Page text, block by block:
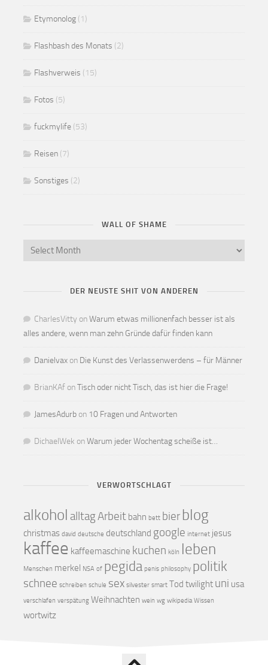
Etymonolog (1)
Flashbash des Monats (2)
Flashverweis (15)
Fotos (5)
fuckmylife (53)
Reisen (7)
Sonstiges (2)
WALL OF SHAME
DER NEUSTE SHIT VON ANDEREN
CharlesVitty onWarum etwas millionenfach besser ist als
alles andere, wenn man zehn Gründe dafür finden kann
Danielvax on Die Kunst des Verlassenwerdens – für Männer
BrianKAf onTisch oder nicht Tisch, das ist hier die Frage!
JamesAdurb on 10 Fragen und Antworten
DichaelWek onWarum jeder Wochentag scheiße ist…
VERWORTSCHLAGT
alkohol alltagArbeit bahn bett bier blog
christmas david deutsche deutschland google internet jesus
kaffee kaffeemaschine kuchen köln leben
Menschen merkel NSA of pegida penis philosophy politik
schnee schreiben schule sex silvester smart Tod twilight uni usa
verschlafen verspätung Weihnachten wein wg wikipedia Wissen
wortwitz